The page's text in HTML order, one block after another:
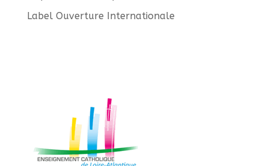
Label Ouverture Internationale